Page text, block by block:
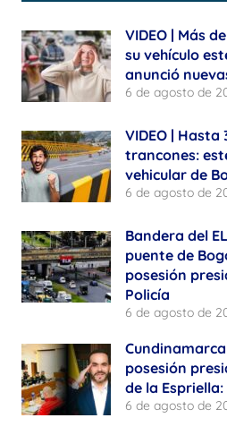
VIDEO | Más
su vehículo
anunció
6 de agosto de
VIDEO |
trancones:
vehicular de
6 de agosto de
Bandera del
puente de
posesión
Policía
6 de agosto de
posesión
de la
6 de agosto de